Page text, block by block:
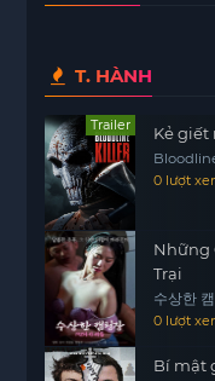
T. HÀNH
Trailer Kẻ
0 lượt
Những
Trại
수상한
0 lượt
Bí mật